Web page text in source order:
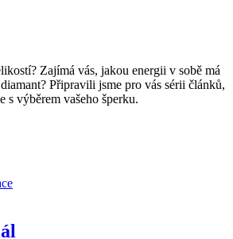
Zajímá vás, jakou energii v sobě má
Připravili jsme pro vás sérii článků,
s výběrem vašeho šperku.